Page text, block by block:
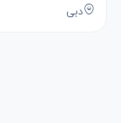
دبی